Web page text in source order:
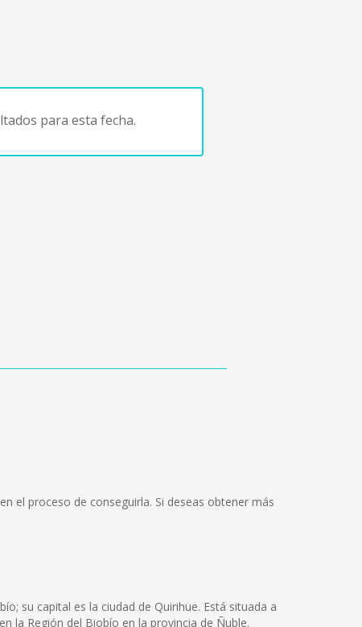
para esta fecha.
el proceso de conseguirla. Si deseas obtener más
su capital es la ciudad de Quirihue. Está situada a
la Región del Biobío en la provincia de Ñuble.